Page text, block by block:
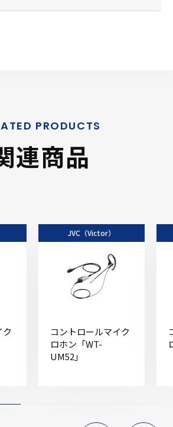
連商品
JVC（Victor）
コントロールマイク
ロホン「WT-
UM52」